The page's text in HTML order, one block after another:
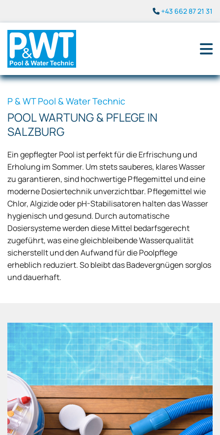
 +43 662 87 21 31
P & WT Pool & Water Technic
POOL WARTUNG & PFLEGE IN
SALZBURG
Ein gepflegter Pool ist perfekt für die Erfrischung und
Erholung im Sommer. Um stets sauberes, klares Wasser
zu garantieren, sind hochwertige Pflegemittel und eine
moderne Dosiertechnik unverzichtbar. Pflegemittel wie
Chlor, Algizide oder pH-Stabilisatoren halten das Wasser
hygienisch und gesund. Durch automatische
Dosiersysteme werden diese Mittel bedarfsgerecht
zugeführt, was eine gleichbleibende Wasserqualität
sicherstellt und den Aufwand für die Poolpflege
erheblich reduziert. So bleibt das Badevergnügen sorglos
und dauerhaft.